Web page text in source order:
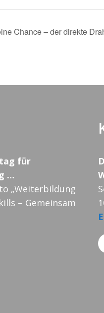
Chance – der direkte
für
…
„Weiterbildung
– Gemeinsam